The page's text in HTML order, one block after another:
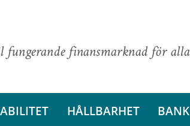
fungerande finansmarknad för alla
HÅLLBARHET BANK